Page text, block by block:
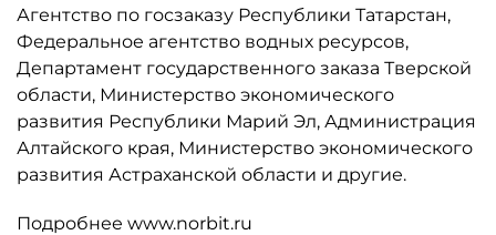
Агентство по госзаказу Республики Татарстан,
Федеральное агентство водных ресурсов,
Департамент государственного заказа Тверской
области, Министерство экономического
развития Республики Марий Эл, Администрация
Алтайского края, Министерство экономического
развития Астраханской области и другие.
Подробнее www.norbit.ru